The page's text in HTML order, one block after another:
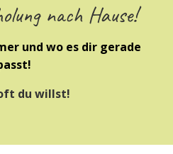
nach Hause!
und wo es dir gerade
du willst!